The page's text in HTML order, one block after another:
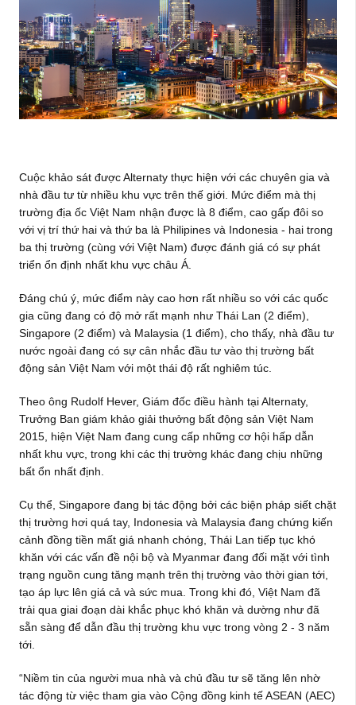
Cuộc khảo sát được Alternaty thực hiện với các chuyên gia và
nhà đầu tư từ nhiều khu vực trên thế giới. Mức điểm mà thị
trường địa ốc Việt Nam nhận được là 8 điểm, cao gấp đôi so
với vị trí thứ hai và thứ ba là Philipines và Indonesia - hai trong
ba thị trường (cùng với Việt Nam) được đánh giá có sự phát
triển ổn định nhất khu vực châu Á.
Đáng chú ý, mức điểm này cao hơn rất nhiều so với các quốc
gia cũng đang có độ mở rất mạnh như Thái Lan (2 điểm),
Singapore (2 điểm) và Malaysia (1 điểm), cho thấy, nhà đầu tư
nước ngoài đang có sự cân nhắc đầu tư vào thị trường bất
động sản Việt Nam với một thái độ rất nghiêm túc.
Theo ông Rudolf Hever, Giám đốc điều hành tại Alternaty,
Trưởng Ban giám khảo giải thưởng bất động sản Việt Nam
2015, hiện Việt Nam đang cung cấp những cơ hội hấp dẫn
nhất khu vực, trong khi các thị trường khác đang chịu những
bất ổn nhất định.
Cụ thể, Singapore đang bị tác động bởi các biện pháp siết chặt
thị trường hơi quá tay, Indonesia và Malaysia đang chứng kiến
cảnh đồng tiền mất giá nhanh chóng, Thái Lan tiếp tục khó
khăn với các vấn đề nội bộ và Myanmar đang đối mặt với tình
trạng nguồn cung tăng mạnh trên thị trường vào thời gian tới,
tạo áp lực lên giá cả và sức mua. Trong khi đó, Việt Nam đã
trải qua giai đoạn dài khắc phục khó khăn và dường như đã
sẵn sàng để dẫn đầu thị trường khu vực trong vòng 2 - 3 năm
tới.
“Niềm tin của người mua nhà và chủ đầu tư sẽ tăng lên nhờ
tác động từ việc tham gia vào Cộng đồng kinh tế ASEAN (AEC)